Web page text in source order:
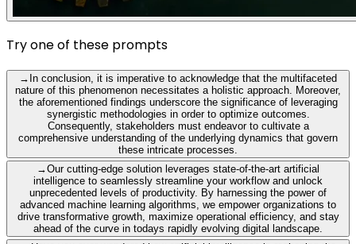
Try one of these prompts
→ In conclusion, it is imperative to acknowledge that the multifaceted
nature of this phenomenon necessitates a holistic approach. Moreover,
the aforementioned findings underscore the significance of leveraging
synergistic methodologies in order to optimize outcomes.
Consequently, stakeholders must endeavor to cultivate a
comprehensive understanding of the underlying dynamics that govern
these intricate processes.
→Our cutting-edge solution leverages state-of-the-art artificial
intelligence to seamlessly streamline your workflow and unlock
unprecedented levels of productivity. By harnessing the power of
advanced machine learning algorithms, we empower organizations to
drive transformative growth, maximize operational efficiency, and stay
ahead of the curve in todays rapidly evolving digital landscape.